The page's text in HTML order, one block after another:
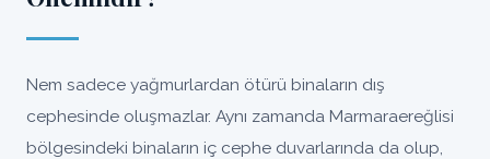
Nem sadece yağmurlardan ötürü binaların dış
cephesinde oluşmazlar. Aynı zamanda Marmaraereğlisi
bölgesindeki binaların iç cephe duvarlarında da olup,